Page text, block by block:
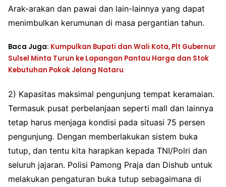
Arak-arakan dan pawai dan lain-lainnya yang dapat
menimbulkan kerumunan di masa pergantian tahun.
Baca Juga: Kumpulkan Bupati dan Wali Kota, Plt Gubernur
Sulsel Minta Turun ke Lapangan Pantau Harga dan Stok
Kebutuhan Pokok Jelang Nataru
2) Kapasitas maksimal pengunjung tempat keramaian.
Termasuk pusat perbelanjaan seperti mall dan lainnya
tetap harus menjaga kondisi pada situasi 75 persen
pengunjung. Dengan memberlakukan sistem buka
tutup, dan tentu kita harapkan kepada TNI/Polri dan
seluruh jajaran. Polisi Pamong Praja dan Dishub untuk
melakukan pengaturan buka tutup sebagaimana di